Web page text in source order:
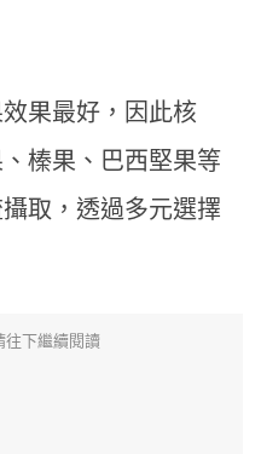
果最好，因此核
榛果、巴西堅果等
取，透過多元選擇
往下繼續閱讀